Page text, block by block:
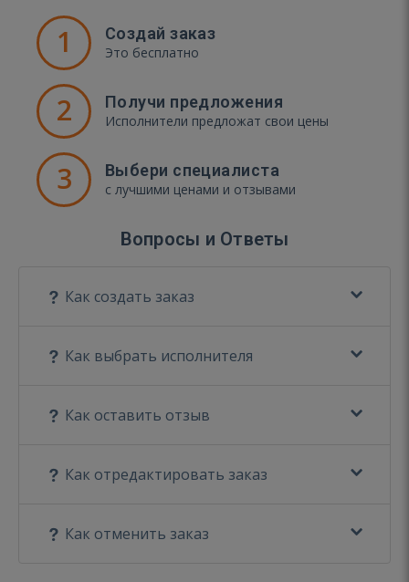
1 Создай заказ
Это бесплатно
2 Получи предложения
Исполнители предложат свои цены
3 Выбери специалиста
с лучшими ценами и отзывами
Вопросы и Ответы
Как создать заказ
Как выбрать исполнителя
Как оставить отзыв
Как отредактировать заказ
Как отменить заказ